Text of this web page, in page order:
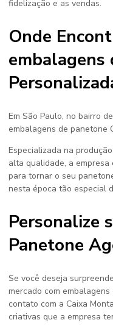
fidelização e as vendas.
Onde
embalagens
Em São Paulo, no bairro
embalagens de panetone
Especializada na
alta qualidade, a
para tornar o seu
nesta época tão especial
Personalize
Panetone
Se você deseja
mercado com
contato com a Caixa
criativas que a empresa